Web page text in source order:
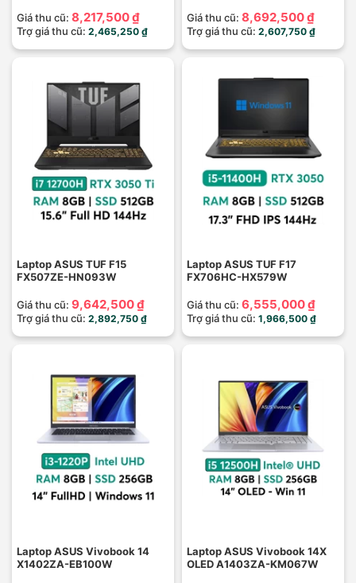
Giá thu cũ: 8,217,500 ₫
Trợ giá thu cũ: 2,465,250 ₫
Giá thu cũ: 8,692,500 ₫
Trợ giá thu cũ: 2,607,750 ₫
Laptop ASUS TUF F15
FX507ZE-HN093W
Giá thu cũ: 9,642,500 ₫
Trợ giá thu cũ: 2,892,750 ₫
Laptop ASUS TUF F17
FX706HC-HX579W
Giá thu cũ: 6,555,000 ₫
Trợ giá thu cũ: 1,966,500 ₫
Laptop ASUS Vivobook 14
X1402ZA-EB100W
Laptop ASUS Vivobook 14X
OLED A1403ZA-KM067W